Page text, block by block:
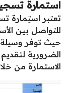
استمارة
تعتبر استِمارة
للتواصل بين
حيث توفر
الضرورية
الاستمارة من